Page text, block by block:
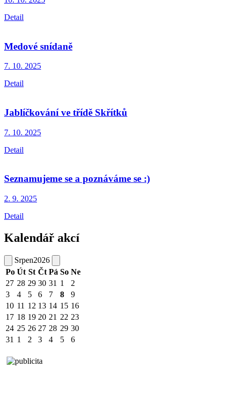
Detail
Medové snídaně
7. 10. 2025
Detail
Jablíčkování ve třídě Skřítků
7. 10. 2025
Detail
Seznamujeme se a poznáváme se :)
2. 9. 2025
Detail
Kalendář akcí
Srpen2026
Po Út St Čt Pá So Ne
27 28 29 30 31 1
2
3
4 5 6 7 8
9
10 11 12 13 14 15 16
17 18 19 20 21 22 23
24 25 26 27 28 29 30
31 1 2 3 4 5 6